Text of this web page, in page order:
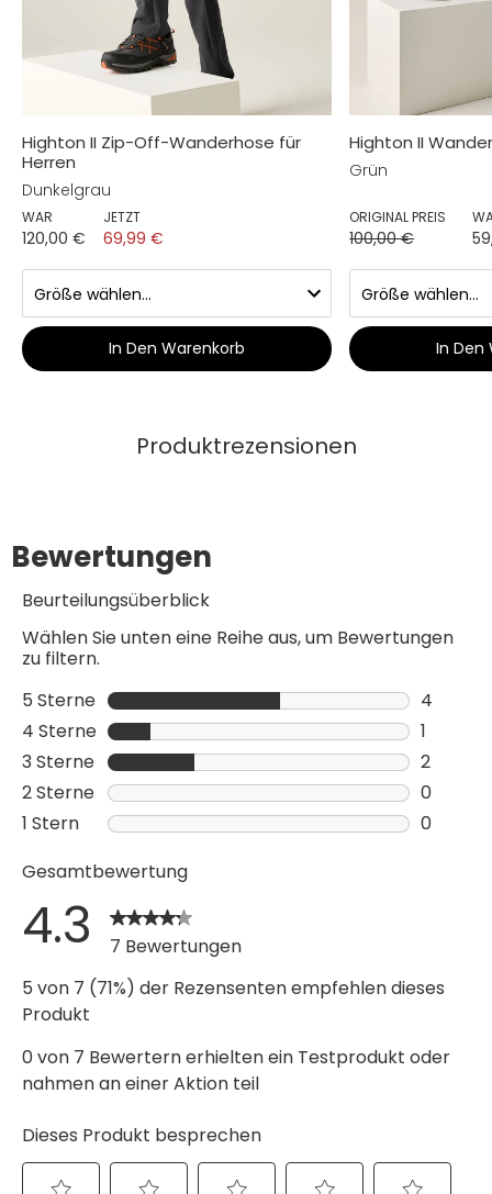
Highton II Zip-Off-Wanderhose für
Herren
Dunkelgrau
WAR
120,00 €
JETZT
69,99 €
In Den Warenkorb
Highton II
Grün
ORIGINAL PREIS
100,00 €
In Den
Produktrezensionen